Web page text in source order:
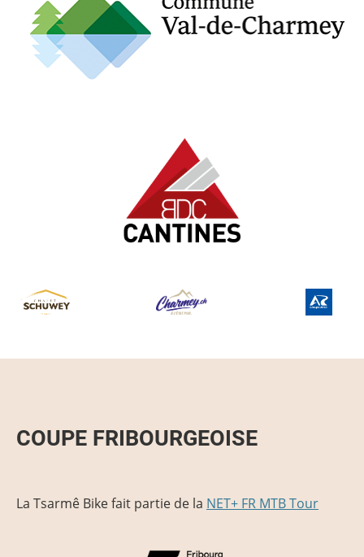
COUPE FRIBOURGEOISE
La Tsarmê Bike fait partie de la NET+ FR MTB Tour